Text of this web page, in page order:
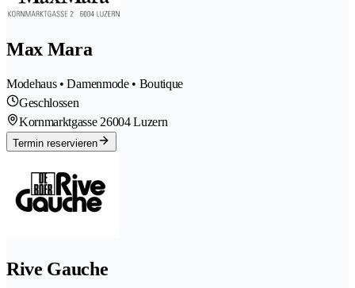
Max Mara
Modehaus • Damenmode • Boutique
Geschlossen
Kornmarktgasse 26004 Luzern
Termin reservieren
Rive Gauche